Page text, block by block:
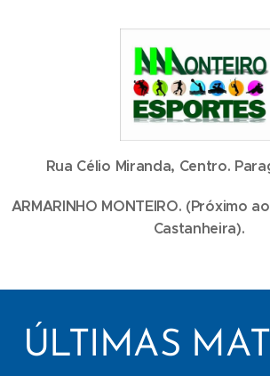
Rua Célio Miranda, Centro.
ARMARINHO MONTEIRO. (Próximo
Castanheira).
ÚLTIMAS